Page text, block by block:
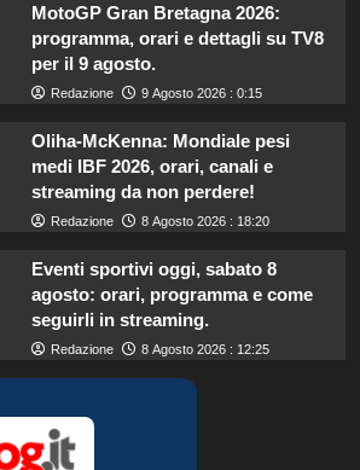
MotoGP Gran Bretagna 2026:
programma, orari e dettagli su TV8
per il 9 agosto.
Redazione 9 Agosto 2026 : 0:15
Oliha-McKenna: Mondiale pesi
medi IBF 2026, orari, canali e
streaming da non perdere!
Redazione 8 Agosto 2026 : 18:20
Eventi sportivi oggi, sabato 8
agosto: orari, programma e come
seguirli in streaming.
Redazione 8 Agosto 2026 : 12:25